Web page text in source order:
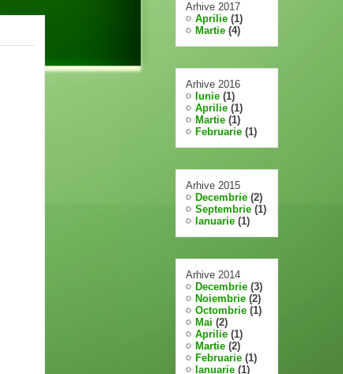
Arhive 2017
Aprilie (1)
Martie (4)
Arhive 2016
Iunie (1)
Aprilie (1)
Martie (1)
Februarie (1)
Arhive 2015
Decembrie (2)
Septembrie (1)
Ianuarie (1)
Arhive 2014
Decembrie (3)
Noiembrie (2)
Octombrie (1)
Mai (2)
Aprilie (1)
Martie (2)
Februarie (1)
Ianuarie (1)